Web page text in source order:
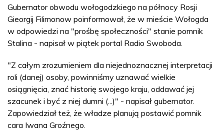
Gubernator obwodu wołogodzkiego na północy Rosji
Gieorgij Filimonow poinformował, że w mieście Wołogda
w odpowiedzi na "prośbę społeczności" stanie pomnik
Stalina - napisał w piątek portal Radio Swoboda.
"Z całym zrozumieniem dla niejednoznacznej interpretacji
roli (danej) osoby, powinniśmy uznawać wielkie
osiągnięcia, znać historię swojego kraju, oddawać jej
szacunek i być z niej dumni (...)" - napisał gubernator.
Zapowiedział też, że władze planują postawić pomnik
cara Iwana Groźnego.